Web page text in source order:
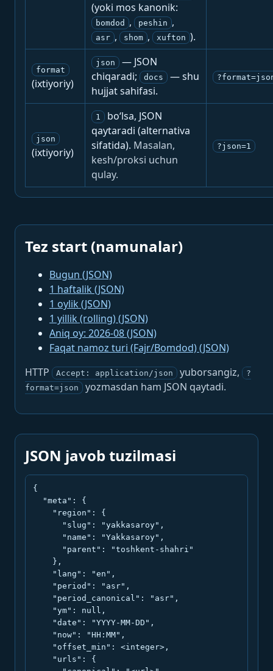
(yoki mos kanonik:
bomdod , peshin ,
asr , shom , xufton ).
format
(ixtiyoriy)
json
— JSON
chiqaradi;
docs
— shu
hujjat sahifasi.
json
(ixtiyoriy)
1
bo‘lsa, JSON
qaytaradi (alternativa
sifatida). Masalan,
kesh/proksi uchun
qulay.
?json=1
Tez start (namunalar)
Bugun (JSON)
1 haftalik (JSON)
1 oylik (JSON)
1 yillik (rolling) (JSON)
Aniq oy: 2026-08 (JSON)
Faqat namoz turi (Fajr/Bomdod) (JSON)
HTTP
Accept: application/json yuborsangiz,
?
format=json
yozmasdan ham JSON qaytadi.
JSON javob tuzilmasi
{
  "meta": {
    "region": {
      "slug": "yakkasaroy",
      "name": "Yakkasaroy",
      "parent": "toshkent-shahri"
    },
    "lang": "en",
    "period": "asr",
    "period_canonical": "asr",
    "ym": null,
    "date": "YYYY-MM-DD",
    "now": "HH:MM",
    "offset_min": <integer>,
    "urls": {